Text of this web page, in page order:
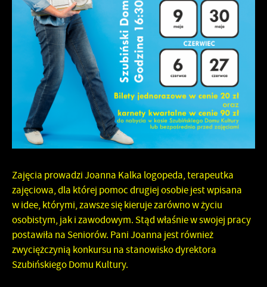
Zajęcia prowadzi Joanna Kalka logopeda, terapeutka
zajęciowa, dla której pomoc drugiej osobie jest wpisana
w idee, którymi, zawsze się kieruje zarówno w życiu
osobistym, jak i zawodowym. Stąd właśnie w swojej pracy
postawiła na Seniorów. Pani Joanna jest również
zwyciężczynią konkursu na stanowisko dyrektora
Szubińskiego Domu Kultury.